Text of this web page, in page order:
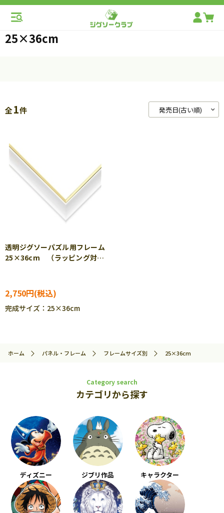
25×36cm
全1件
透明ジグソーパズル用フレーム
25×36cm （ラッピング対象
2,750円
完成サイズ：25×36cm
ホーム パネル・フレーム フレームサイズ別 25×36cm
Category search
カテゴリから探す
ディズニー ジブリ作品 キャラクター